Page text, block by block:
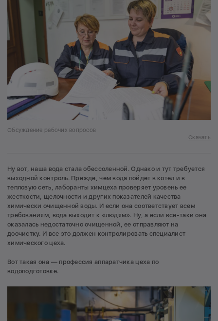
Обсуждение рабочих вопросов
Скачать
Ну вот, наша вода стала обессоленной. Однако и тут требуется
выходной контроль. Прежде, чем вода пойдет в котел и в
тепловую сеть, лаборанты химцеха проверяет уровень ее
жесткости, щелочности и других показателей качества
химически очищенной воды. И если она соответствует всем
требованиям, вода выходит к «людям». Ну, а если все-таки она
оказалась недостаточно очищенной, ее отправляют на
доочистку. И все это должен контролировать специалист
химического цеха.
Вот такая она — профессия аппаратчика цеха по
водоподготовке.